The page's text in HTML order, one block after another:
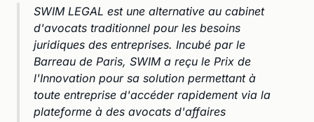
SWIM LEGAL est une alternative au cabinet
d'avocats traditionnel pour les besoins
juridiques des entreprises. Incubé par le
Barreau de Paris, SWIM a reçu le Prix de
l'Innovation pour sa solution permettant à
toute entreprise d'accéder rapidement via la
plateforme à des avocats d'affaires